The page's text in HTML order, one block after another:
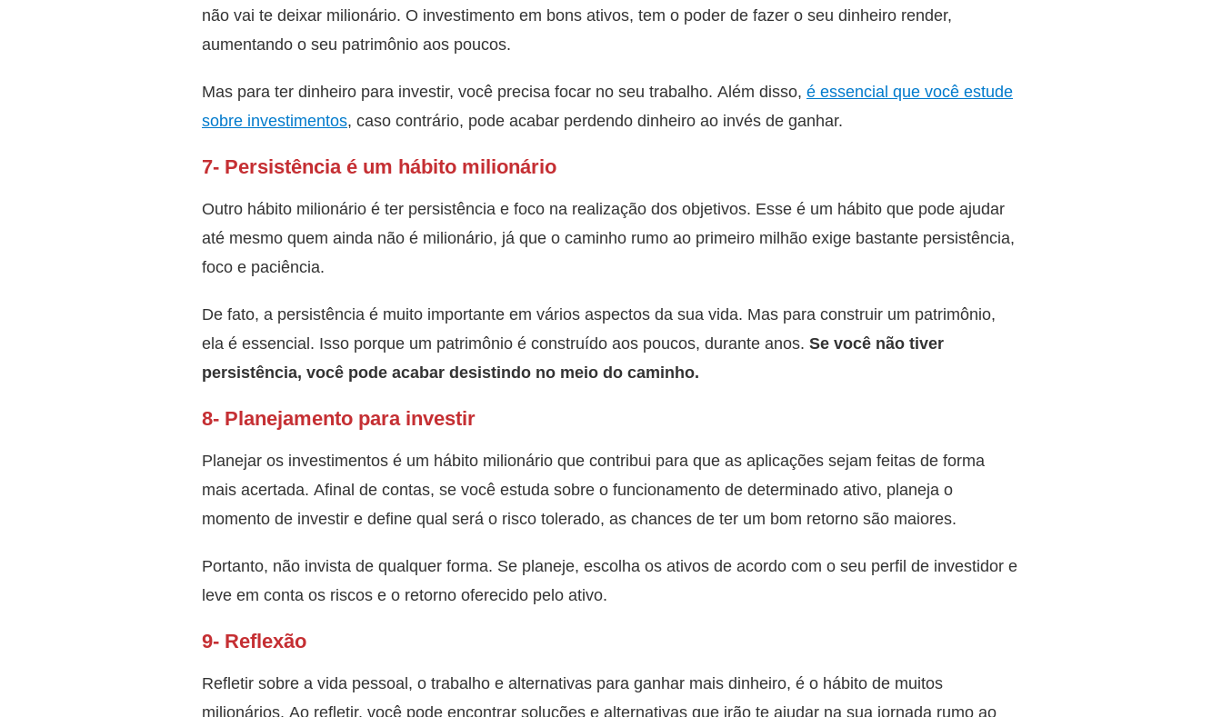
não vai te deixar milionário. O investimento em bons ativos, tem o poder de fazer o seu dinheiro render,
aumentando o seu patrimônio aos poucos.
Mas para ter dinheiro para investir, você precisa focar no seu trabalho. Além disso, é essencial que você estude
sobre investimentos, caso contrário, pode acabar perdendo dinheiro ao invés de ganhar.
7- Persistência é um hábito milionário
Outro hábito milionário é ter persistência e foco na realização dos objetivos. Esse é um hábito que pode ajudar
até mesmo quem ainda não é milionário, já que o caminho rumo ao primeiro milhão exige bastante persistência,
foco e paciência.
De fato, a persistência é muito importante em vários aspectos da sua vida. Mas para construir um patrimônio,
ela é essencial. Isso porque um patrimônio é construído aos poucos, durante anos. Se você não tiver
persistência, você pode acabar desistindo no meio do caminho.
8- Planejamento para investir
Planejar os investimentos é um hábito milionário que contribui para que as aplicações sejam feitas de forma
mais acertada. Afinal de contas, se você estuda sobre o funcionamento de determinado ativo, planeja o
momento de investir e define qual será o risco tolerado, as chances de ter um bom retorno são maiores.
Portanto, não invista de qualquer forma. Se planeje, escolha os ativos de acordo com o seu perfil de investidor e
leve em conta os riscos e o retorno oferecido pelo ativo.
9- Reflexão
Refletir sobre a vida pessoal, o trabalho e alternativas para ganhar mais dinheiro, é o hábito de muitos
milionários. Ao refletir, você pode encontrar soluções e alternativas que irão te ajudar na sua jornada rumo ao